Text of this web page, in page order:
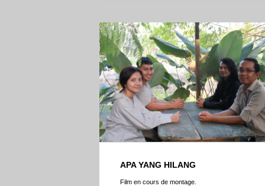
APA YANG HILANG
Film en cours de montage.